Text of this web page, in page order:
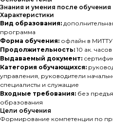
Знания и умения после обучения
Характеристики
Вид образования:
программа
Форма обучения: офлайн в МИТТУ
Продолжительность: 10 ак. часов
Выдаваемый документ:
Категория обучающихся:
управления, руководители
специалисты и служащие
Входные требования: без
образования
Цели обучения
Формирование компетенции по